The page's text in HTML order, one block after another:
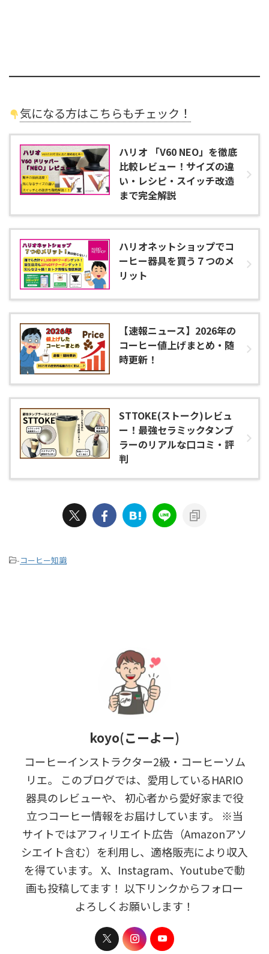
気になる方はこちらもチェック！
ハリオ 「V60 NEO」を徹底
比較レビュー！サイズの違
い・レシピ・スイッチ改造
まで完全解説
ハリオネットショップでコ
ーヒー器具を買う７つのメ
リット
【速報ニュース】2026年の
コーヒー値上げまとめ・随
時更新！
STTOKE(ストーク)レビュ
ー！最強セラミックタンブ
ラーのリアルな口コミ・評
判
-コーヒー知識
koyo(こーよー)
コーヒーインストラクター2級・コーヒーソム
リエ。 このブログでは、愛用しているHARIO
器具のレビューや、 初心者から愛好家まで役
立つコーヒー情報をお届けしています。 ※当
サイトではアフィリエイト広告（Amazonアソ
シエイト含む）を利用し、適格販売により収入
を得ています。 X、Instagram、Youtubeで動
画も投稿してます！ 以下リンクからフォロー
よろしくお願いします！